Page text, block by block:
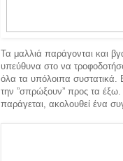
Τα μαλλιά παράγονται και
υπεύθυνα στο να
όλα τα υπόλοιπα συστατικά.
την ”σπρώξουν” προς τα έξω.
παράγεται, ακολουθεί ένα